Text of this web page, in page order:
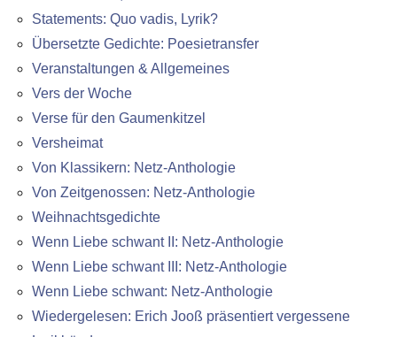
Statements: Quo vadis, Lyrik?
Übersetzte Gedichte: Poesietransfer
Veranstaltungen & Allgemeines
Vers der Woche
Verse für den Gaumenkitzel
Versheimat
Von Klassikern: Netz-Anthologie
Von Zeitgenossen: Netz-Anthologie
Weihnachtsgedichte
Wenn Liebe schwant II: Netz-Anthologie
Wenn Liebe schwant III: Netz-Anthologie
Wenn Liebe schwant: Netz-Anthologie
Wiedergelesen: Erich Jooß präsentiert vergessene